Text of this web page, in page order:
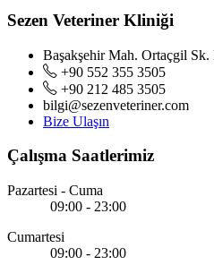
Sezen Veteriner Kliniği
Başakşehir Mah. Ortaçgil
+90 552 355 3505
+90 212 485 3505
bilgi@sezenveteriner.com
Bize Ulaşın
Çalışma Saatlerimiz
Pazartesi - Cuma
09:00 - 23:00
Cumartesi
09:00 - 23:00